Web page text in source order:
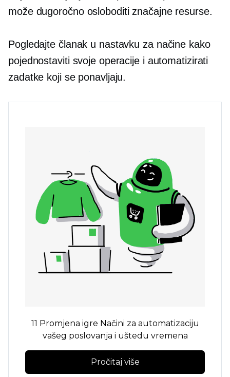
može dugoročno osloboditi značajne resurse.
Pogledajte članak u nastavku za načine kako
pojednostaviti svoje operacije i automatizirati
zadatke koji se ponavljaju.
11 Promjena igre Načini za automatizaciju
vašeg poslovanja i uštedu vremena
Pročitaj više